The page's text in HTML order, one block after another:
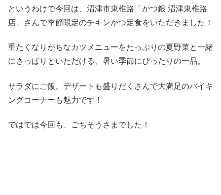
というわけで今回は、沼津市東椎路「かつ銀 沼津東椎路
店」さんで季節限定のチキンかつ定食をいただきました！
重たくなりがちなカツメニューをたっぷりの夏野菜と一緒
にさっぱりといただける、暑い季節にぴったりの一品。
サラダにご飯、デザートも盛りだくさんで大満足のバイキ
ングコーナーも魅力です！
ではでは今回も、ごちそうさまでした！